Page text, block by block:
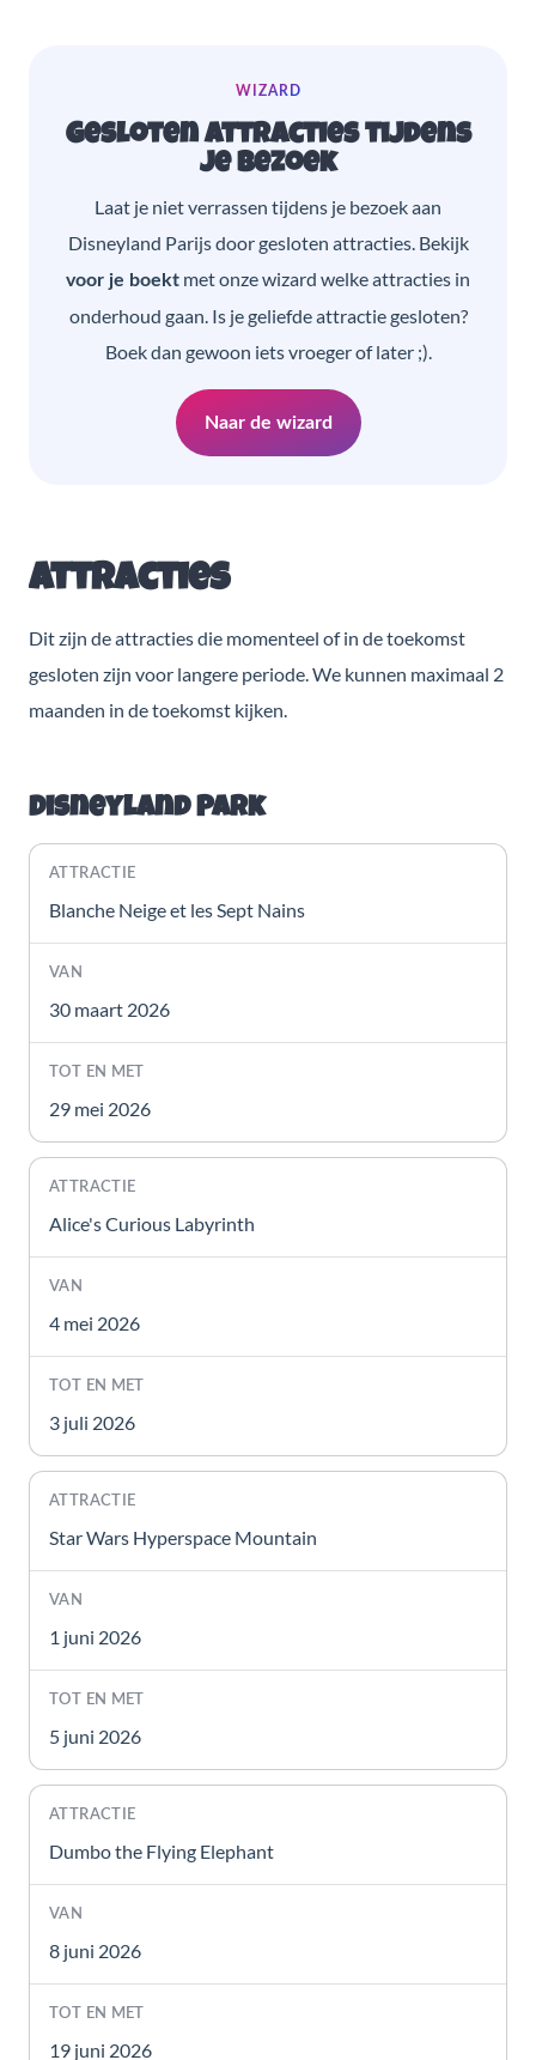
WIZARD
Gesloten attracties tijdens
je bezoek
Laat je niet verrassen tijdens je bezoek aan
Disneyland Parijs door gesloten attracties. Bekijk
voor je boekt met onze wizard welke attracties in
onderhoud gaan. Is je geliefde attractie gesloten?
Boek dan gewoon iets vroeger of later ;).
Naar de wizard
Attracties
Dit zijn de attracties die momenteel of in de toekomst
gesloten zijn voor langere periode. We kunnen maximaal 2
maanden in de toekomst kijken.
Disneyland Park
Blanche Neige et les Sept Nains
30 maart 2026
29 mei 2026
Alice's Curious Labyrinth
4 mei 2026
3 juli 2026
Star Wars Hyperspace Mountain
1 juni 2026
5 juni 2026
Dumbo the Flying Elephant
8 juni 2026
19 juni 2026